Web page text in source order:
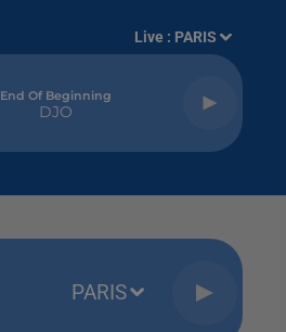
Live : PARIS
End Of Beginning
DJO
PARIS